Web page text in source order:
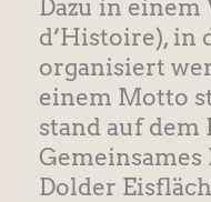
Dazu in
d’Histoire), in
organisiert
einem Motto
stand auf dem
Gemeinsames
Dolder